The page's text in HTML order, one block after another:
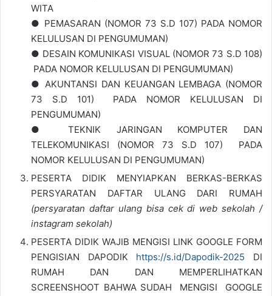
WITA
● PEMASARAN (NOMOR 73 S.D 107) PADA NOMOR
KELULUSAN DI PENGUMUMAN)
● DESAIN KOMUNIKASI VISUAL (NOMOR 73 S.D 108)
PADA NOMOR KELULUSAN DI PENGUMUMAN)
● AKUNTANSI DAN KEUANGAN LEMBAGA (NOMOR
73 S.D 101) PADA NOMOR KELULUSAN DI
PENGUMUMAN)
● TEKNIK JARINGAN KOMPUTER DAN
TELEKOMUNIKASI (NOMOR 73 S.D 107) PADA
NOMOR KELULUSAN DI PENGUMUMAN)
PESERTA DIDIK MENYIAPKAN BERKAS-BERKAS
PERSYARATAN DAFTAR ULANG DARI RUMAH
(persyaratan daftar ulang bisa cek di web sekolah /
instagram sekolah)
PESERTA DIDIK WAJIB MENGISI LINK GOOGLE FORM
PENGISIAN DAPODIK https://s.id/Dapodik-2025 DI
RUMAH DAN DAN MEMPERLIHATKAN
SCREENSHOOT BAHWA SUDAH MENGISI GOOGLE